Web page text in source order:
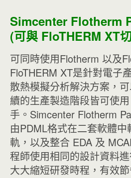
Simcenter Flotherm
(可與 FloTHERM XT
可同時使用Flotherm 以及
FloTHERM XT是針對電子
散熱模擬分析解決方案，
續的生產製造階段皆可使
手。Simcenter Flotherm
由PDML格式在二套軟體
軌，以及整合 EDA 及
程師使用相同的設計資料
大大縮短研發時程，有效節